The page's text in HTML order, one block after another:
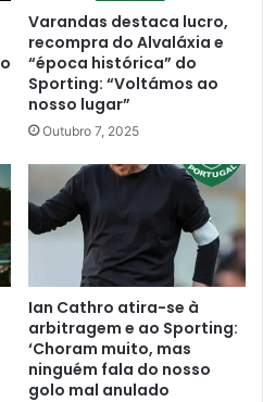
Varandas destaca lucro,
recompra do Alvaláxia e
“época histórica” do
Sporting: “Voltámos ao
nosso lugar”
Outubro 7, 2025
Ian Cathro atira-se à
arbitragem e ao Sporting:
‘Choram muito, mas
ninguém fala do nosso
golo mal anulado